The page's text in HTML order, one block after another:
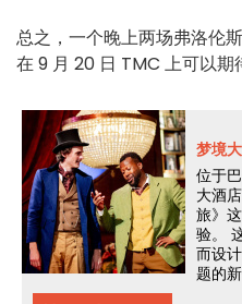
总之，一个晚上两场弗洛伦
在 9 月 20 日 TMC 上可以期